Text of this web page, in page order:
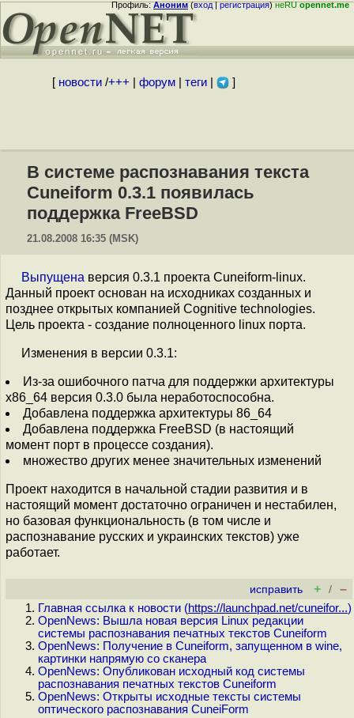
Профиль:Аноним(вход|регистрация)неRUopennet.me
[ новости/+++ форум| теги| ]
В системе распознавания текста
Cuneiform 0.3.1 появилась
поддержка FreeBSD
21.08.2008 16:35 (MSK)
Выпущена версия 0.3.1 проекта Cuneiform-linux.
Данный проект основан на исходниках созданных и
позднее открытых компанией Cognitive technologies.
Цель проекта - создание полноценного linux порта.
Изменения в версии 0.3.1:
Из-за ошибочного патча для поддержки архитектуры
x86_64 версия 0.3.0 была неработоспособна.
Добавлена поддержка архитектуры 86_64
Добавлена поддержка FreeBSD (в настоящий
момент порт в процессе создания).
множество других менее значительных изменений
Проект находится в начальной стадии развития и в
настоящий момент достаточно ограничен и нестабилен,
но базовая функциональность (в том числе и
распознавание русских и украинских текстов) уже
работает.
исправить + / –
Главная ссылка к новости (https://launchpad.net/cuneifor...)
OpenNews: Вышла новая версия Linux редакции
системы распознавания печатных текстов Cuneiform
OpenNews: Получение в Cuneiform, запущенном в wine,
картинки напрямую со сканера
OpenNews: Опубликован исходный код системы
распознавания печатных текстов Cuneiform
OpenNews: Открыты исходные тексты системы
оптического распознавания CuneiForm